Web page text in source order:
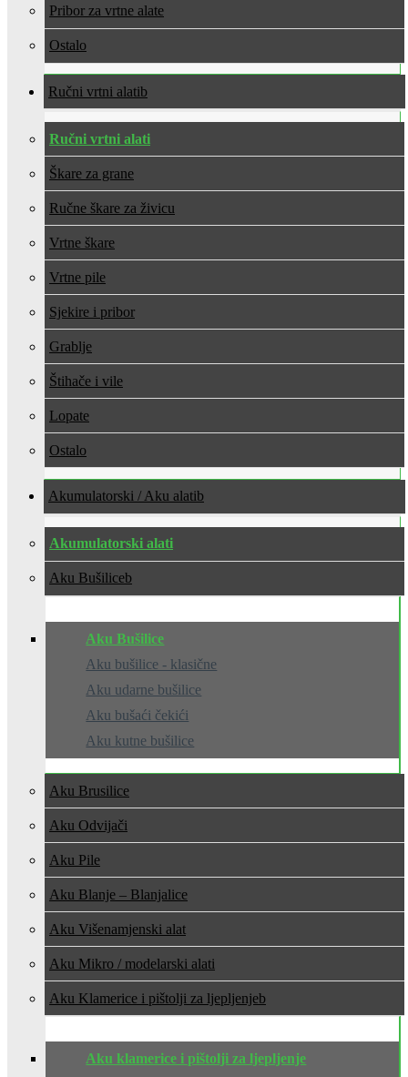
Pribor za vrtne alate
Ostalo
Ručni vrtni alati
Ručni vrtni alati
Škare za grane
Ručne škare za živicu
Vrtne škare
Vrtne pile
Sjekire i pribor
Grablje
Štihače i vile
Lopate
Ostalo
Akumulatorski / Aku alati
Akumulatorski alati
Aku Bušilice
Aku Bušilice
Aku bušilice - klasične
Aku udarne bušilice
Aku bušaći čekići
Aku kutne bušilice
Aku Brusilice
Aku Odvijači
Aku Pile
Aku Blanje – Blanjalice
Aku Višenamjenski alat
Aku Mikro / modelarski alati
Aku Klamerice i pištolji za ljepljenje
Aku klamerice i pištolji za ljepljenje